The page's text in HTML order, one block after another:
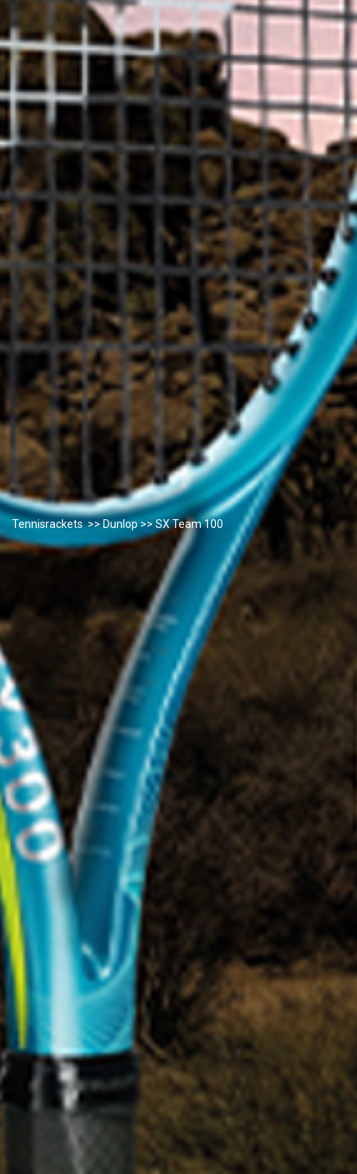
Tennisrackets>>Dunlop >> SX Team 100